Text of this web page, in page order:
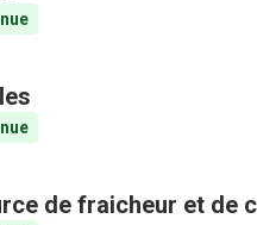
de fraicheur et de